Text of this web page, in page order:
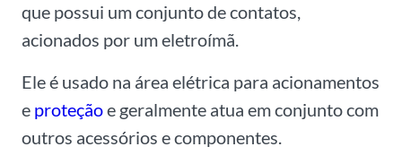
que possui um conjunto de contatos,
acionados por um eletroímã.
Ele é usado na área elétrica para acionamentos
e proteçãoe geralmente atua em conjunto com
outros acessórios e componentes.